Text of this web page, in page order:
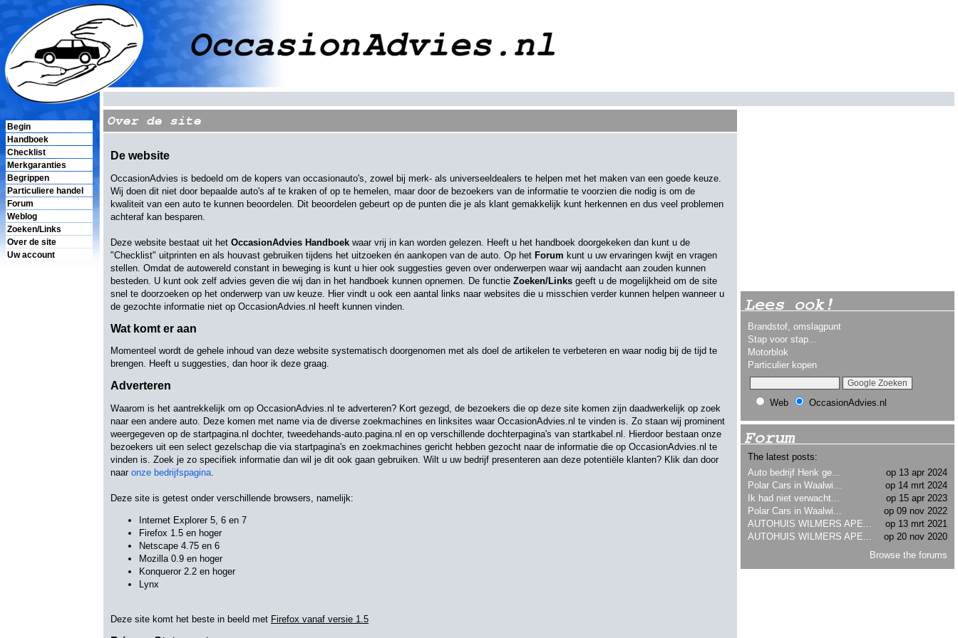
Begin
Handboek
Checklist
Merkgaranties
Begrippen
Particuliere handel
Forum
Weblog
Zoeken/Links
Over de site
Uw account
Lees ook!
Brandstof, omslagpunt
Stap voor stap...
Motorblok
Particulier kopen
Web OccasionAdvies.nl
Forum
The latest posts:
op 13 apr 2024
Auto bedrijf Henk ge...
op 14 mrt 2024
Polar Cars in Waalwi...
op 15 apr 2023
Ik had niet verwacht...
op 09 nov 2022
Polar Cars in Waalwi...
op 13 mrt 2021
AUTOHUIS WILMERS APE...
op 20 nov 2020
AUTOHUIS WILMERS APE...
Browse the forums
Over de site
De website
OccasionAdvies is bedoeld om de kopers van occasionauto's, zowel bij merk- als universeeldealers te helpen met het maken van een goede keuze.
Wij doen dit niet door bepaalde auto's af te kraken of op te hemelen, maar door de bezoekers van de informatie te voorzien die nodig is om de
kwaliteit van een auto te kunnen beoordelen. Dit beoordelen gebeurt op de punten die je als klant gemakkelijk kunt herkennen en dus veel problemen
achteraf kan besparen.
Deze website bestaat uit het OccasionAdvies Handboek waar vrij in kan worden gelezen. Heeft u het handboek doorgekeken dan kunt u de
"Checklist" uitprinten en als houvast gebruiken tijdens het uitzoeken én aankopen van de auto. Op het Forum kunt u uw ervaringen kwijt en vragen
stellen. Omdat de autowereld constant in beweging is kunt u hier ook suggesties geven over onderwerpen waar wij aandacht aan zouden kunnen
besteden. U kunt ook zelf advies geven die wij dan in het handboek kunnen opnemen. De functie Zoeken/Links geeft u de mogelijkheid om de site
snel te doorzoeken op het onderwerp van uw keuze. Hier vindt u ook een aantal links naar websites die u misschien verder kunnen helpen wanneer u
de gezochte informatie niet op OccasionAdvies.nl heeft kunnen vinden.
Wat komt er aan
Momenteel wordt de gehele inhoud van deze website systematisch doorgenomen met als doel de artikelen te verbeteren en waar nodig bij de tijd te
brengen. Heeft u suggesties, dan hoor ik deze graag.
Adverteren
Waarom is het aantrekkelijk om op OccasionAdvies.nl te adverteren? Kort gezegd, de bezoekers die op deze site komen zijn daadwerkelijk op zoek
naar een andere auto. Deze komen met name via de diverse zoekmachines en linksites waar OccasionAdvies.nl te vinden is. Zo staan wij prominent
weergegeven op de startpagina.nl dochter, tweedehands-auto.pagina.nl en op verschillende dochterpagina's van startkabel.nl. Hierdoor bestaan onze
bezoekers uit een select gezelschap die via startpagina's en zoekmachines gericht hebben gezocht naar de informatie die op OccasionAdvies.nl te
vinden is. Zoek je zo specifiek informatie dan wil je dit ook gaan gebruiken. Wilt u uw bedrijf presenteren aan deze potentiële klanten? Klik dan door
naar onze bedrijfspagina
Deze site is getest onder verschillende browsers, namelijk:
Internet Explorer 5, 6 en 7
Firefox 1.5 en hoger
Netscape 4.75 en 6
Mozilla 0.9 en hoger
Konqueror 2.2 en hoger
Lynx
Deze site komt het beste in beeld met Firefox vanaf versie 1.5